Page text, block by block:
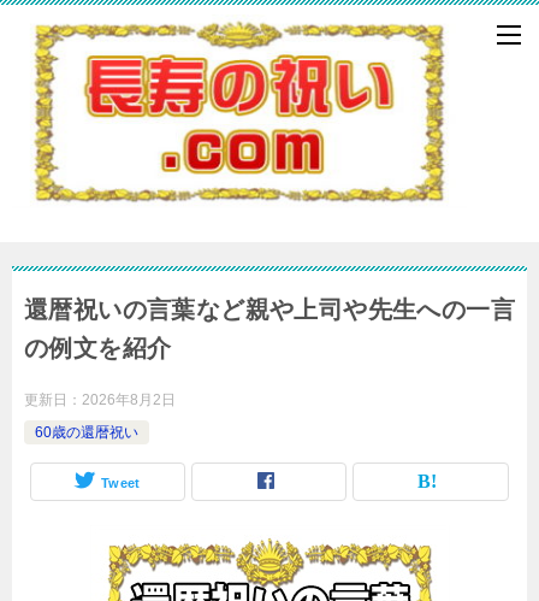
還暦祝いの言葉など親や上司や先生への一言
の例文を紹介
更新日： 2026年8月2日
60歳の還暦祝い
Tweet